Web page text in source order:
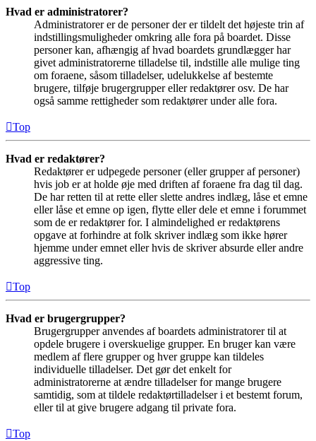
Hvad er administratorer?
Administratorer er de personer der er tildelt det højeste trin af
indstillingsmuligheder omkring alle fora på boardet. Disse
personer kan, afhængig af hvad boardets grundlægger har
givet administratorerne tilladelse til, indstille alle mulige ting
om foraene, såsom tilladelser, udelukkelse af bestemte
brugere, tilføje brugergrupper eller redaktører osv. De har
også samme rettigheder som redaktører under alle fora.
Top
Hvad er redaktører?
Redaktører er udpegede personer (eller grupper af personer)
hvis job er at holde øje med driften af foraene fra dag til dag.
De har retten til at rette eller slette andres indlæg, låse et emne
eller låse et emne op igen, flytte eller dele et emne i forummet
som de er redaktører for. I almindelighed er redaktørens
opgave at forhindre at folk skriver indlæg som ikke hører
hjemme under emnet eller hvis de skriver absurde eller andre
aggressive ting.
Top
Hvad er brugergrupper?
Brugergrupper anvendes af boardets administratorer til at
opdele brugere i overskuelige grupper. En bruger kan være
medlem af flere grupper og hver gruppe kan tildeles
individuelle tilladelser. Det gør det enkelt for
administratorerne at ændre tilladelser for mange brugere
samtidig, som at tildele redaktørtilladelser i et bestemt forum,
eller til at give brugere adgang til private fora.
Top